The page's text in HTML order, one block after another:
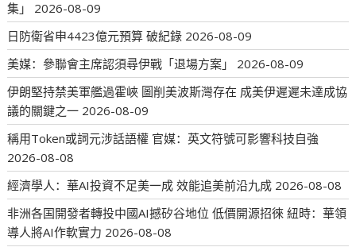
集」
2026-08-09
日防衛省申4423億元預算 破紀錄 2026-08-09
美媒：參聯會主席認須尋伊戰「退場方案」
2026-08-09
伊朗堅持禁美軍艦過霍峽 圖削美波斯灣存在 成美伊遲遲未達成協
議的關鍵之一 2026-08-09
稱用Token或詞元涉話語權 官媒：英文符號可影響科技自強
2026-08-08
經濟學人：華AI投資不足美一成 效能追美前沿九成 2026-08-08
非洲各国開發者轉投中國AI撼矽谷地位 低價開源招徠 紐時：華領
導人將AI作軟實力 2026-08-08